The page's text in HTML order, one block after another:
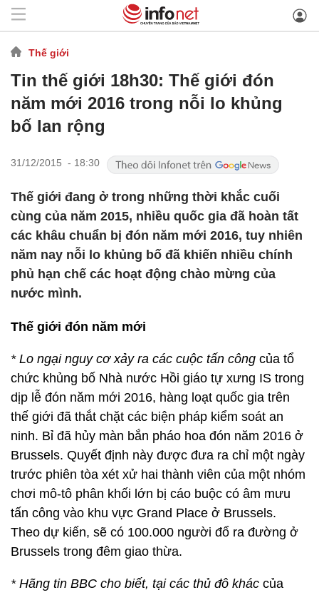
Thế giới
Tin thế giới 18h30: Thế giới đón
năm mới 2016 trong nỗi lo khủng
bố lan rộng
31/12/2015 - 18:30
Thế giới đang ở trong những thời khắc cuối
cùng của năm 2015, nhiều quốc gia đã hoàn tất
các khâu chuẩn bị đón năm mới 2016, tuy nhiên
năm nay nỗi lo khủng bố đã khiến nhiều chính
phủ hạn chế các hoạt động chào mừng của
nước mình.
Thế giới đón năm mới
* Lo ngại nguy cơ xảy ra các cuộc tấn công của tổ
chức khủng bố Nhà nước Hồi giáo tự xưng IS trong
dịp lễ đón năm mới 2016, hàng loạt quốc gia trên
thế giới đã thắt chặt các biện pháp kiểm soát an
ninh. Bỉ đã hủy màn bắn pháo hoa đón năm 2016 ở
Brussels. Quyết định này được đưa ra chỉ một ngày
trước phiên tòa xét xử hai thành viên của một nhóm
chơi mô-tô phân khối lớn bị cáo buộc có âm mưu
tấn công vào khu vực Grand Place ở Brussels.
Theo dự kiến, sẽ có 100.000 người đổ ra đường ở
Brussels trong đêm giao thừa.
* Hãng tin BBC cho biết, tại các thủ đô khác của